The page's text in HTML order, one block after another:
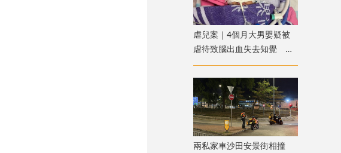
虐兒案｜4個月大男嬰疑被
虐待致腦出血失去知覺 警
方拘兩名外傭
兩私家車沙田安景街相撞